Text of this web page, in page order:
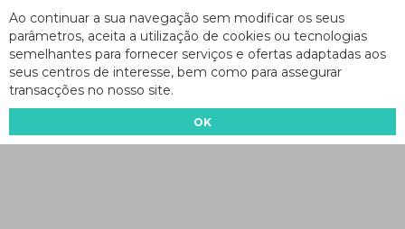
Ao continuar a sua navegação sem modificar os seus
parâmetros, aceita a utilização de cookies ou tecnologias
semelhantes para fornecer serviços e ofertas adaptadas aos
seus centros de interesse, bem como para assegurar
transacções no nosso site.
OK